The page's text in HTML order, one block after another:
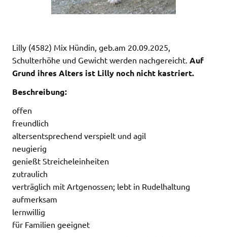
Lilly (4582) Mix Hündin, geb.am 20.09.2025,
Schulterhöhe und Gewicht werden nachgereicht. Auf
Grund ihres Alters ist Lilly noch nicht kastriert.
Beschreibung:
offen
freundlich
altersentsprechend verspielt und agil
neugierig
genießt Streicheleinheiten
zutraulich
verträglich mit Artgenossen; lebt in Rudelhaltung
aufmerksam
lernwillig
für Familien geeignet